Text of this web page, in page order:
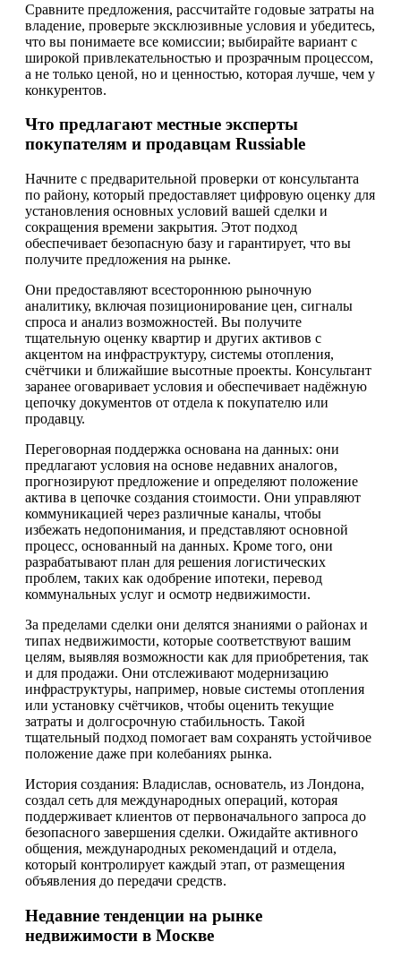
Сравните предложения, рассчитайте годовые затраты на
владение, проверьте эксклюзивные условия и убедитесь,
что вы понимаете все комиссии; выбирайте вариант с
широкой привлекательностью и прозрачным процессом,
а не только ценой, но и ценностью, которая лучше, чем у
конкурентов.
Что предлагают местные эксперты
покупателям и продавцам Russiable
Начните с предварительной проверки от консультанта
по району, который предоставляет цифровую оценку для
установления основных условий вашей сделки и
сокращения времени закрытия. Этот подход
обеспечивает безопасную базу и гарантирует, что вы
получите предложения на рынке.
Они предоставляют всестороннюю рыночную
аналитику, включая позиционирование цен, сигналы
спроса и анализ возможностей. Вы получите
тщательную оценку квартир и других активов с
акцентом на инфраструктуру, системы отопления,
счётчики и ближайшие высотные проекты. Консультант
заранее оговаривает условия и обеспечивает надёжную
цепочку документов от отдела к покупателю или
продавцу.
Переговорная поддержка основана на данных: они
предлагают условия на основе недавних аналогов,
прогнозируют предложение и определяют положение
актива в цепочке создания стоимости. Они управляют
коммуникацией через различные каналы, чтобы
избежать недопонимания, и представляют основной
процесс, основанный на данных. Кроме того, они
разрабатывают план для решения логистических
проблем, таких как одобрение ипотеки, перевод
коммунальных услуг и осмотр недвижимости.
За пределами сделки они делятся знаниями о районах и
типах недвижимости, которые соответствуют вашим
целям, выявляя возможности как для приобретения, так
и для продажи. Они отслеживают модернизацию
инфраструктуры, например, новые системы отопления
или установку счётчиков, чтобы оценить текущие
затраты и долгосрочную стабильность. Такой
тщательный подход помогает вам сохранять устойчивое
положение даже при колебаниях рынка.
История создания: Владислав, основатель, из Лондона,
создал сеть для международных операций, которая
поддерживает клиентов от первоначального запроса до
безопасного завершения сделки. Ожидайте активного
общения, международных рекомендаций и отдела,
который контролирует каждый этап, от размещения
объявления до передачи средств.
Недавние тенденции на рынке
недвижимости в Москве